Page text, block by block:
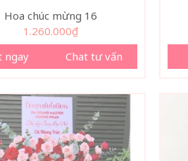
Hoa chúc mừng 16
1.260.000₫
ngay
Chat tư vấn